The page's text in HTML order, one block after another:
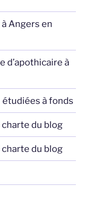
Angers en
d’apothicaire à
étudiées à fonds
charte du blog
charte du blog